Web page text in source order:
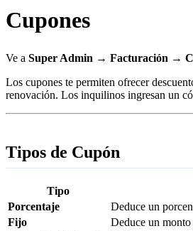
Cupones
Ve a Super Admin → Facturación →
Los cupones te permiten ofrecer
renovación. Los inquilinos ingresan un
Tipos de Cupón
Tipo
Porcentaje
Deduce un
Fijo
Deduce un